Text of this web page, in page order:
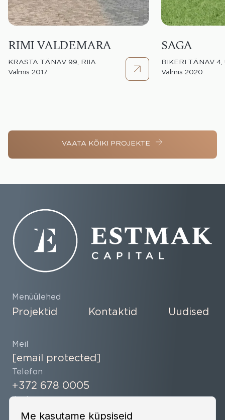
Me kasutame küpsiseid
RIMI VALDEMARA
KRASTA TÄNAV 99, RIIA
Valmis 2017
SAGA
BIKERI TÄNAV 4,
Valmis 2020
VAATA KÕIKI PROJEKTE
Menüülehed
Projektid Kontaktid Uudised
Aadress
Kai 1, Tallinn, Estonia
Meil
[email protected]
Telefon
+372 678 0005